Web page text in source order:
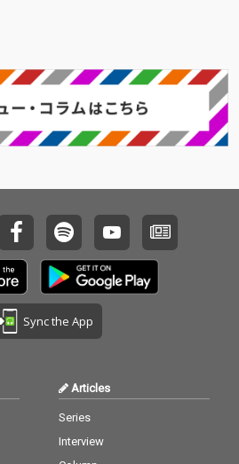
Sync the App
Articles
Series
Interview